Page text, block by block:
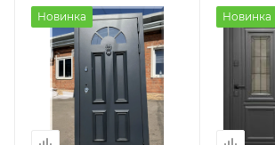
Новинка Новинка